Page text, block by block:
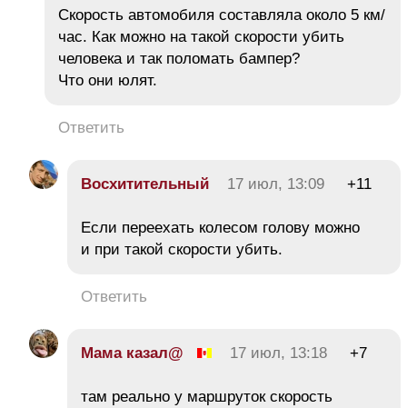
Скорость автомобиля составляла около 5 км/
час. Как можно на такой скорости убить
человека и так поломать бампер?
Что они юлят.
Ответить
Восхитительный 17 июл, 13:09 +11
Если переехать колесом голову можно
и при такой скорости убить.
Ответить
Мама казал@ 17 июл, 13:18 +7
там реально у маршруток скорость